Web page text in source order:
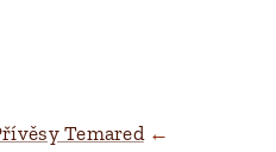
Temared←